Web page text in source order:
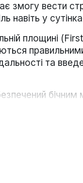
змогу вести
навіть у
площині
та
до